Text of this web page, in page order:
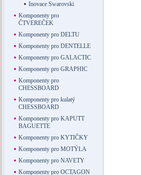
Inovace Swarovski
Komponenty pro
ČTVEREČEK
Komponenty pro DELTU
Komponenty pro DENTELLE
Komponenty pro GALACTIC
Komponenty pro GRAPHIC
Komponenty pro
CHESSBOARD
Komponenty pro kulatý
CHESSBOARD
Komponenty pro KAPUTT
BAGUETTE
Komponenty pro KYTIČKY
Komponenty pro MOTÝLA
Komponenty pro NAVETY
Komponenty pro OCTAGON